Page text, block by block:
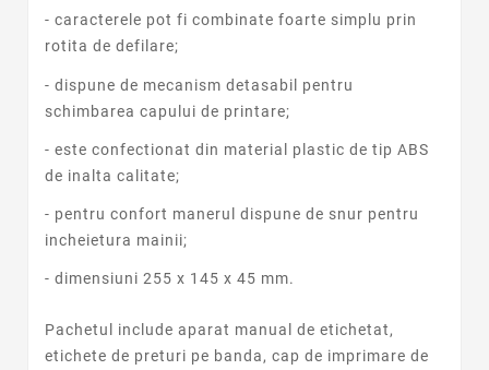
- caracterele pot fi combinate foarte simplu prin
rotita de defilare;
- dispune de mecanism detasabil pentru
schimbarea capului de printare;
- este confectionat din material plastic de tip ABS
de inalta calitate;
- pentru confort manerul dispune de snur pentru
incheietura mainii;
- dimensiuni 255 x 145 x 45 mm.
Pachetul include aparat manual de etichetat,
etichete de preturi pe banda, cap de imprimare de